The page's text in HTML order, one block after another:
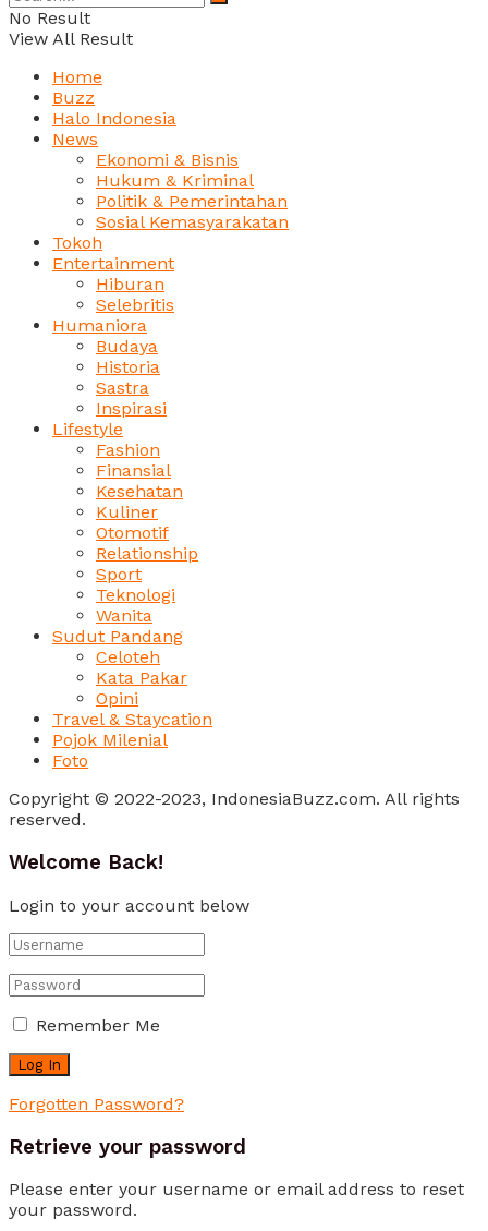
No Result
View All Result
Home
Buzz
Halo Indonesia
News
Ekonomi & Bisnis
Hukum & Kriminal
Politik & Pemerintahan
Sosial Kemasyarakatan
Tokoh
Entertainment
Hiburan
Selebritis
Humaniora
Budaya
Historia
Sastra
Inspirasi
Lifestyle
Fashion
Finansial
Kesehatan
Kuliner
Otomotif
Relationship
Sport
Teknologi
Wanita
Sudut Pandang
Celoteh
Kata Pakar
Opini
Travel & Staycation
Pojok Milenial
Foto
Copyright © 2022-2023, IndonesiaBuzz.com. All rights
reserved.
Welcome Back!
Login to your account below
Remember Me
Forgotten Password?
Retrieve your password
Please enter your username or email address to reset
your password.